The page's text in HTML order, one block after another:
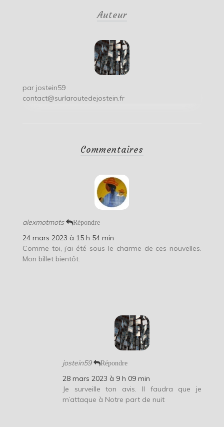
Auteur
par jostein59
contact@surlaroutedejostein.fr
Commentaires
alexmotmots Répondre
24 mars 2023 à 15 h 54 min
Comme toi, j’ai été sous le charme de ces nouvelles.
Mon billet bientôt.
jostein59 Répondre
28 mars 2023 à 9 h 09 min
Je surveille ton avis. Il faudra que je
m’attaque à Notre part de nuit